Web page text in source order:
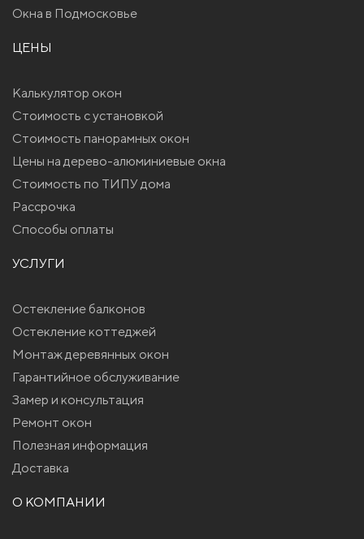
Окна в Подмосковье
ЦЕНЫ
Калькулятор окон
Стоимость с установкой
Стоимость панорамных окон
Цены на дерево-алюминиевые окна
Стоимость по ТИПУ дома
Рассрочка
Способы оплаты
УСЛУГИ
Остекление балконов
Остекление коттеджей
Монтаж деревянных окон
Гарантийное обслуживание
Замер и консультация
Ремонт окон
Полезная информация
Доставка
О КОМПАНИИ